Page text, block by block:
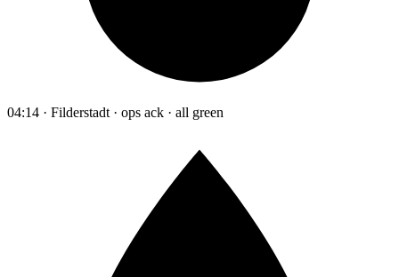
04:14 · Filderstadt · ops ack · all green